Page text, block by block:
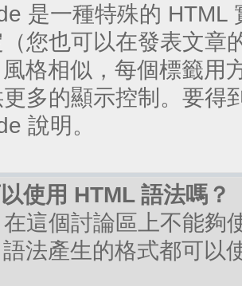
是一種特殊的 HTML
您也可以在發表文章
格相似，每個標籤用
多的顯示控制。要得
說明。
使用 HTML 語法嗎？
這個討論區上不能夠
法產生的格式都可以